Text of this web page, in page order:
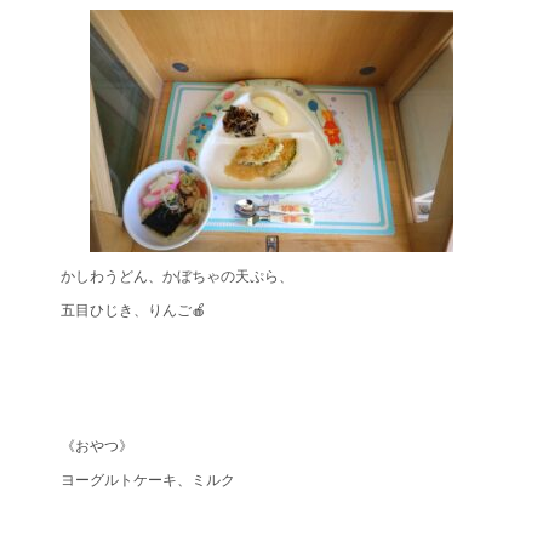
かしわうどん、かぼちゃの天ぷら、
五目ひじき、りんご🍎
《おやつ》
ヨーグルトケーキ、ミルク